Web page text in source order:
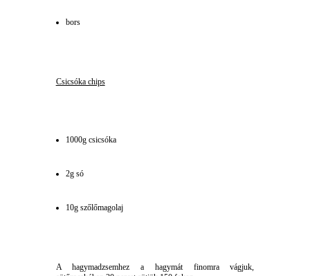
bors
Csicsóka chips
1000g csicsóka
2g só
10g szőlőmagolaj
A hagymadzsemhez a hagymát finomra vágjuk,